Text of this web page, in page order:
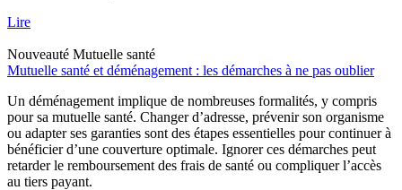
Lire
Nouveauté Mutuelle santé
Mutuelle santé et déménagement : les démarches à ne pas oublier
Un déménagement implique de nombreuses formalités, y compris
pour sa mutuelle santé. Changer d’adresse, prévenir son organisme
ou adapter ses garanties sont des étapes essentielles pour continuer à
bénéficier d’une couverture optimale. Ignorer ces démarches peut
retarder le remboursement des frais de santé ou compliquer l’accès
au tiers payant.